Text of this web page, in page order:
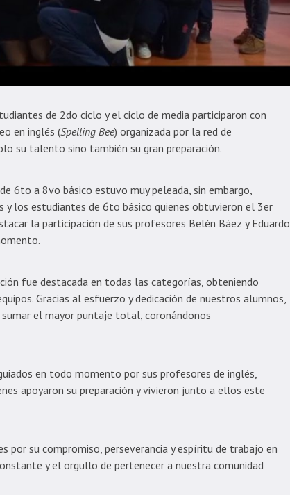
de 2do ciclo y el ciclo de media participaron con
en inglés (Spelling Bee) organizada por la red de
su talento sino también su gran preparación.
6to a 8vo básico estuvo muy peleada, sin embargo,
y los estudiantes de 6to básico quienes obtuvieron el 3er
la participación de sus profesores Belén Báez y Eduardo
fue destacada en todas las categorías, obteniendo
Gracias al esfuerzo y dedicación de nuestros alumnos,
el mayor puntaje total, coronándonos
en todo momento por sus profesores de inglés,
apoyaron su preparación y vivieron junto a ellos este
por su compromiso, perseverancia y espíritu de trabajo en
y el orgullo de pertenecer a nuestra comunidad